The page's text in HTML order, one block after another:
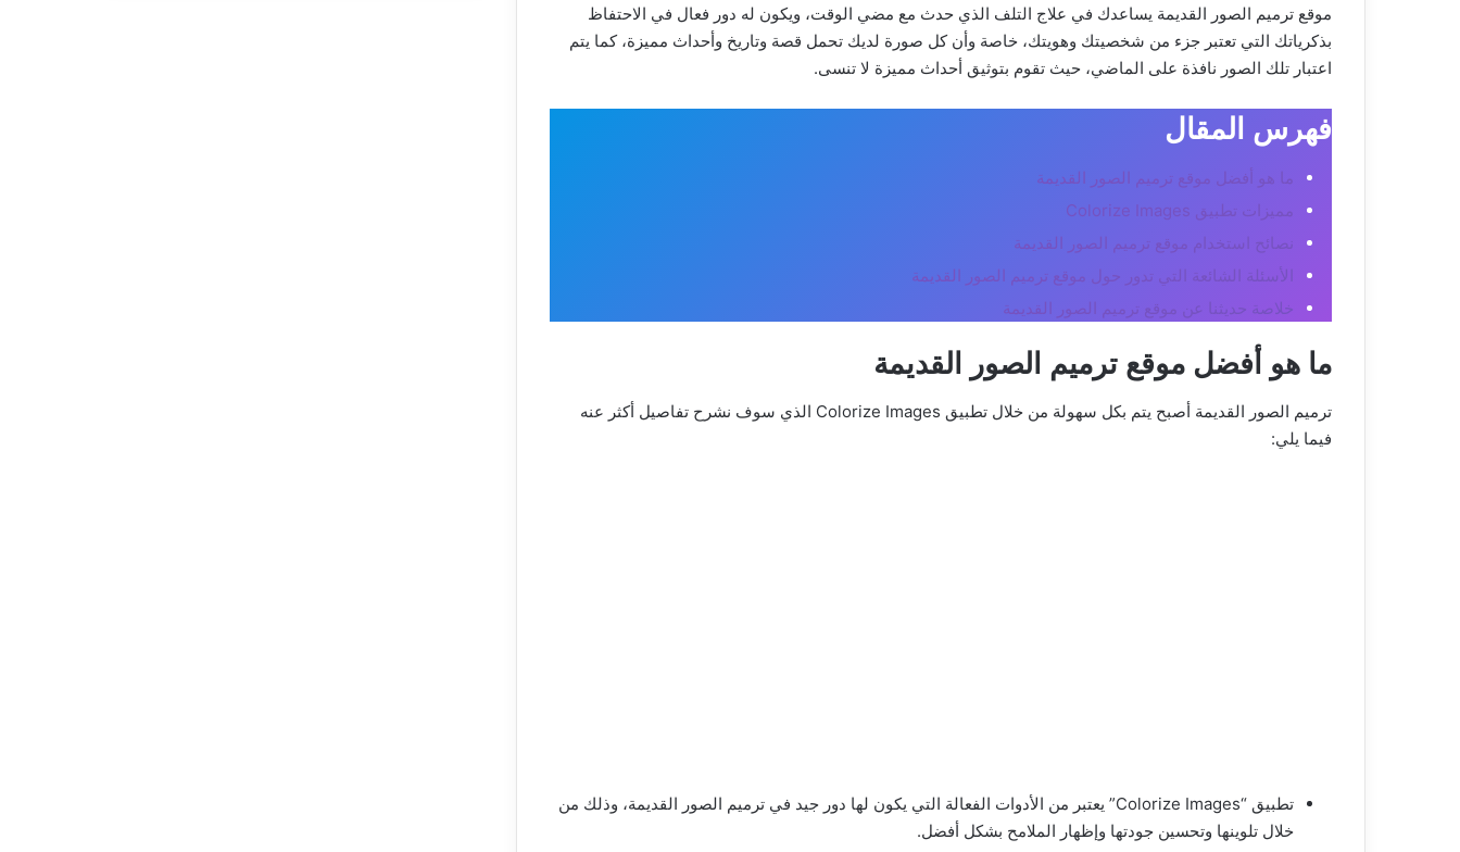
موقع ترميم الصور القديمة يساعدك في علاج التلف الذي حدث مع مضي الوقت، ويكون له دور فعال في الاحتفاظ
بذكرياتك التي تعتبر جزء من شخصيتك وهويتك، خاصة وأن كل صورة لديك تحمل قصة وتاريخ وأحداث مميزة، كما يتم
اعتبار تلك الصور نافذة على الماضي، حيث تقوم بتوثيق أحداث مميزة لا تنسى.
فهرس المقال
ما هو أفضل موقع ترميم الصور القديمة
مميزات تطبيق Colorize Images
نصائح استخدام موقع ترميم الصور القديمة
الأسئلة الشائعة التي تدور حول موقع ترميم الصور القديمة
خلاصة حديثنا عن موقع ترميم الصور القديمة
ما هو أفضل موقع ترميم الصور القديمة
ترميم الصور القديمة أصبح يتم بكل سهولة من خلال تطبيق Colorize Images الذي سوف نشرح تفاصيل أكثر عنه
فيما يلي:
تطبيق “Colorize Images” يعتبر من الأدوات الفعالة التي يكون لها دور جيد في ترميم الصور القديمة، وذلك من
خلال تلوينها وتحسين جودتها وإظهار الملامح بشكل أفضل.